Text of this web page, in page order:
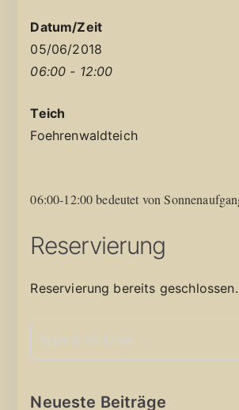
Datum/Zeit
05/06/2018
06:00 - 12:00
Teich
Foehrenwaldteich
06:00-12:00 bedeutet von
Reservierung
Reservierung bereits geschlossen.
Neueste Beiträge